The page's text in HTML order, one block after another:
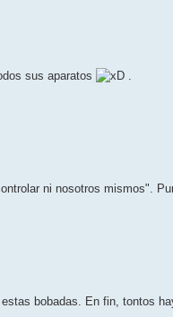
sus aparatos .
ni nosotros mismos".
bobadas. En fin, tontos